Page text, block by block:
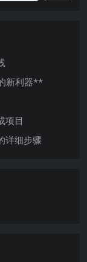
新利器**
项目
详细步骤